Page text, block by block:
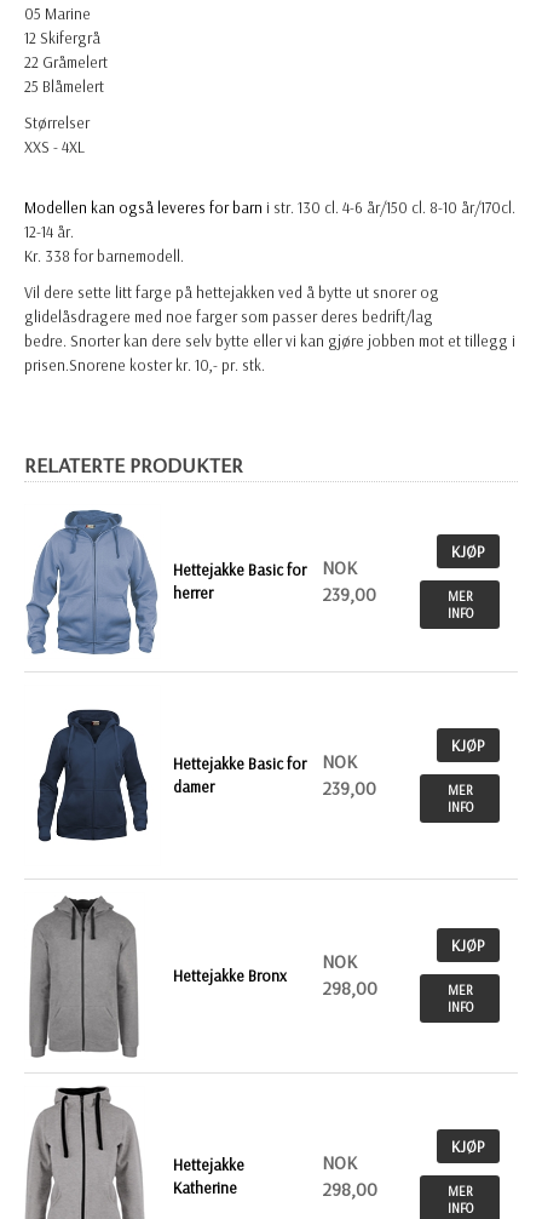
05 Marine
12 Skifergrå
22 Gråmelert
25 Blåmelert
Størrelser
XXS - 4XL
Modellen kan også leveres for barn i str. 130 cl. 4-6 år/150 cl. 8-10 år/170cl.
12-14 år.
Kr. 338 for barnemodell.
Vil dere sette litt farge på hettejakken ved å bytte ut snorer og
glidelåsdragere med noe farger som passer deres bedrift/lag
bedre. Snorter kan dere selv bytte eller vi kan gjøre jobben mot et tillegg i
prisen.Snorene koster kr. 10,- pr. stk.
RELATERTE PRODUKTER
Hettejakke Basic for
herrer
NOK
239,00
KJØP
MER
INFO
Hettejakke Basic for
damer
NOK
239,00
KJØP
MER
INFO
Hettejakke Bronx
NOK
298,00
KJØP
MER
INFO
Hettejakke
Katherine
NOK
298,00
KJØP
MER
INFO